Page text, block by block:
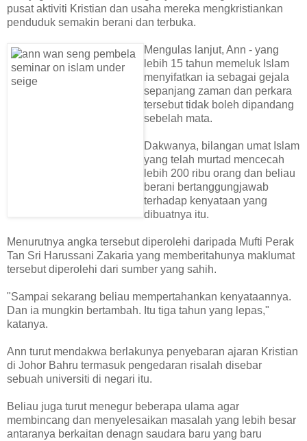
pusat aktiviti Kristian dan usaha mereka mengkristiankan
penduduk semakin berani dan terbuka.
Mengulas lanjut, Ann - yang
lebih 15 tahun memeluk Islam
menyifatkan ia sebagai gejala
sepanjang zaman dan perkara
tersebut tidak boleh dipandang
sebelah mata.
Dakwanya, bilangan umat Islam
yang telah murtad mencecah
lebih 200 ribu orang dan beliau
berani bertanggungjawab
terhadap kenyataan yang
dibuatnya itu.
Menurutnya angka tersebut diperolehi daripada Mufti Perak
Tan Sri Harussani Zakaria yang memberitahunya maklumat
tersebut diperolehi dari sumber yang sahih.
"Sampai sekarang beliau mempertahankan kenyataannya.
Dan ia mungkin bertambah. Itu tiga tahun yang lepas,"
katanya.
Ann turut mendakwa berlakunya penyebaran ajaran Kristian
di Johor Bahru termasuk pengedaran risalah disebar
sebuah universiti di negari itu.
Beliau juga turut menegur beberapa ulama agar
membincang dan menyelesaikan masalah yang lebih besar
antaranya berkaitan denagn saudara baru yang baru